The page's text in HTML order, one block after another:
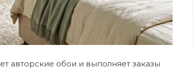
авторские обои и выполняет заказы